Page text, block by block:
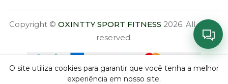
Copyright © OXINTTY SPORT FITNESS 2026. All rights
reserved.
O site utiliza cookies para garantir que você tenha a melhor
experiência em nosso site.